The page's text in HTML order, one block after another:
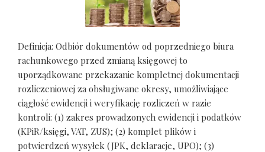
Definicja: Odbiór dokumentów od poprzedniego biura
rachunkowego przed zmianą księgowej to
uporządkowane przekazanie kompletnej dokumentacji
rozliczeniowej za obsługiwane okresy, umożliwiające
ciągłość ewidencji i weryfikację rozliczeń w razie
kontroli: (1) zakres prowadzonych ewidencji i podatków
(KPiR/księgi, VAT, ZUS); (2) komplet plików i
potwierdzeń wysyłek (JPK, deklaracje, UPO); (3)